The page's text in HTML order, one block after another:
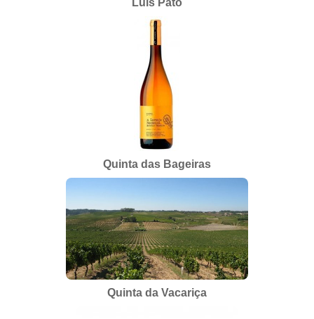
Quinta das Bageiras
Quinta da Vacariça